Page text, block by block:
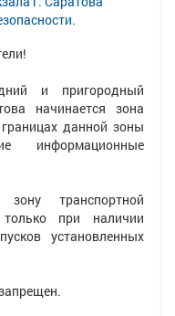
и пригородный
начинается зона
данной зоны
информационные
транспортной
только при наличии
установленных